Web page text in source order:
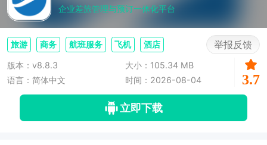
企业差旅管理与预订一体化平台
旅游 商务 航班服务 飞机 酒店 举报反馈
版本：v8.8.3
大小：105.34 MB
语言：简体中文
时间：2026-08-04 3.7
立即下载